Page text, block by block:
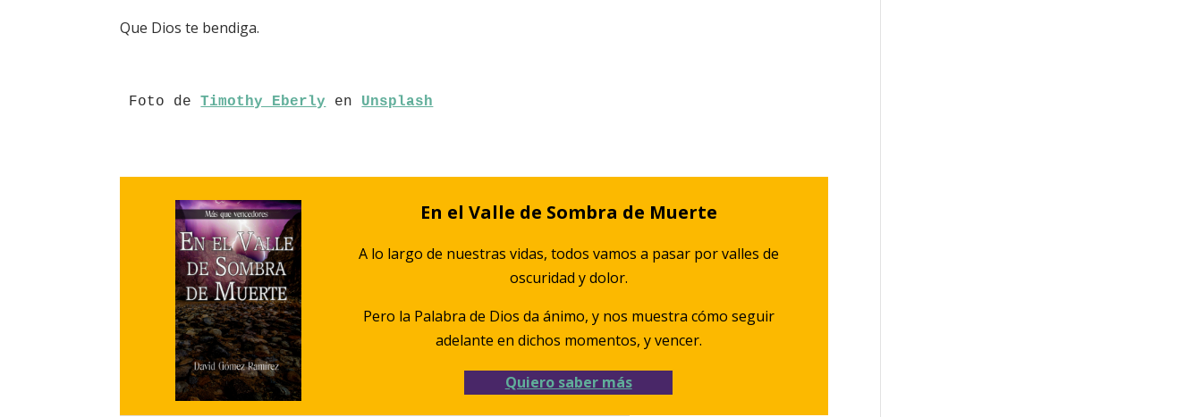
Que Dios te bendiga.
Foto de Timothy Eberly en Unsplash
En el Valle de Sombra de Muerte
A lo largo de nuestras vidas, todos vamos a pasar por valles de
oscuridad y dolor.
Pero la Palabra de Dios da ánimo, y nos muestra cómo seguir
adelante en dichos momentos, y vencer.
Quiero saber más